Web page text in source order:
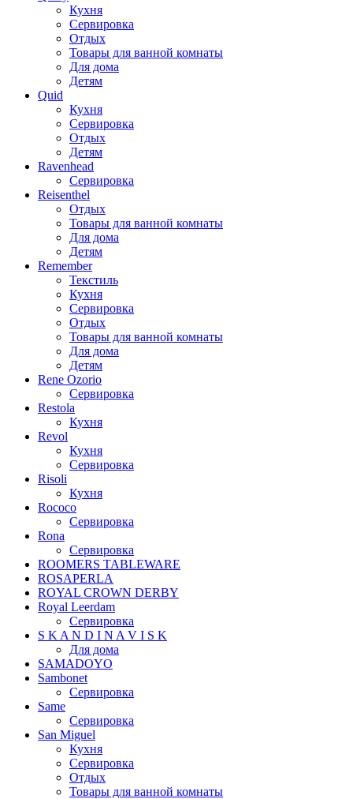
Кухня
Сервировка
Отдых
Товары для ванной комнаты
Для дома
Детям
Quid
Кухня
Сервировка
Отдых
Детям
Ravenhead
Сервировка
Reisenthel
Отдых
Товары для ванной комнаты
Для дома
Детям
Remember
Текстиль
Кухня
Сервировка
Отдых
Товары для ванной комнаты
Для дома
Детям
Rene Ozorio
Сервировка
Restola
Кухня
Revol
Кухня
Сервировка
Risoli
Кухня
Rococo
Сервировка
Rona
Сервировка
ROOMERS TABLEWARE
ROSAPERLA
ROYAL CROWN DERBY
Royal Leerdam
Сервировка
S K A N D I N A V I S K
Для дома
SAMADOYO
Sambonet
Сервировка
Same
Сервировка
San Miguel
Кухня
Сервировка
Отдых
Товары для ванной комнаты